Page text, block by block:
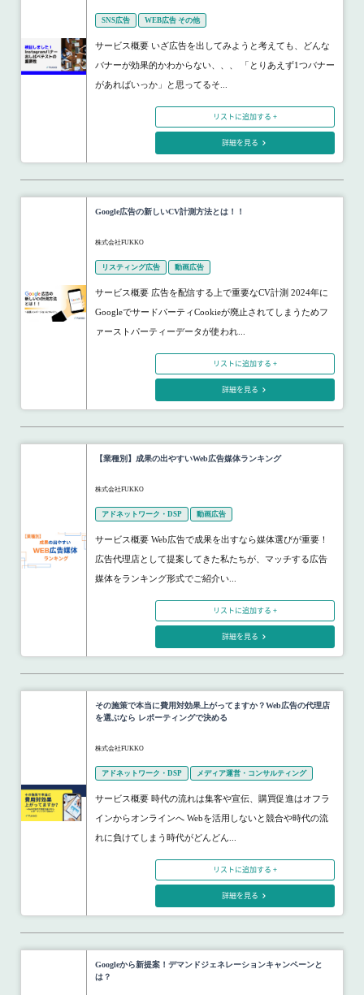
SNS広告 WEB広告 その他
サービス概要 いざ広告を出してみようと考えても、どんな
バナーが効果的かわからない、、、 「とりあえず1つバナー
があればいっか」と思ってるそ...
リストに追加する +
詳細を見る
Google広告の新しいCV計測方法とは！！
株式会社FUKKO
リスティング広告 動画広告
サービス概要 広告を配信する上で重要なCV計測 2024年に
GoogleでサードパーティCookieが廃止されてしまうためフ
ァーストパーティーデータが使われ...
リストに追加する +
詳細を見る
【業種別】成果の出やすいWeb広告媒体ランキング
株式会社FUKKO
アドネットワーク・DSP 動画広告
サービス概要 Web広告で成果を出すなら媒体選びが重要！
広告代理店として提案してきた私たちが、マッチする広告
媒体をランキング形式でご紹介い...
リストに追加する +
詳細を見る
その施策で本当に費用対効果上がってますか？Web広告の代理店
を選ぶなら レポーティングで決める
株式会社FUKKO
アドネットワーク・DSP メディア運営・コンサルティング
サービス概要 時代の流れは集客や宣伝、購買促進はオフラ
インからオンラインへ Webを活用しないと競合や時代の流
れに負けてしまう時代がどんどん...
リストに追加する +
詳細を見る
Googleから新提案！デマンドジェネレーションキャンペーンと
は？